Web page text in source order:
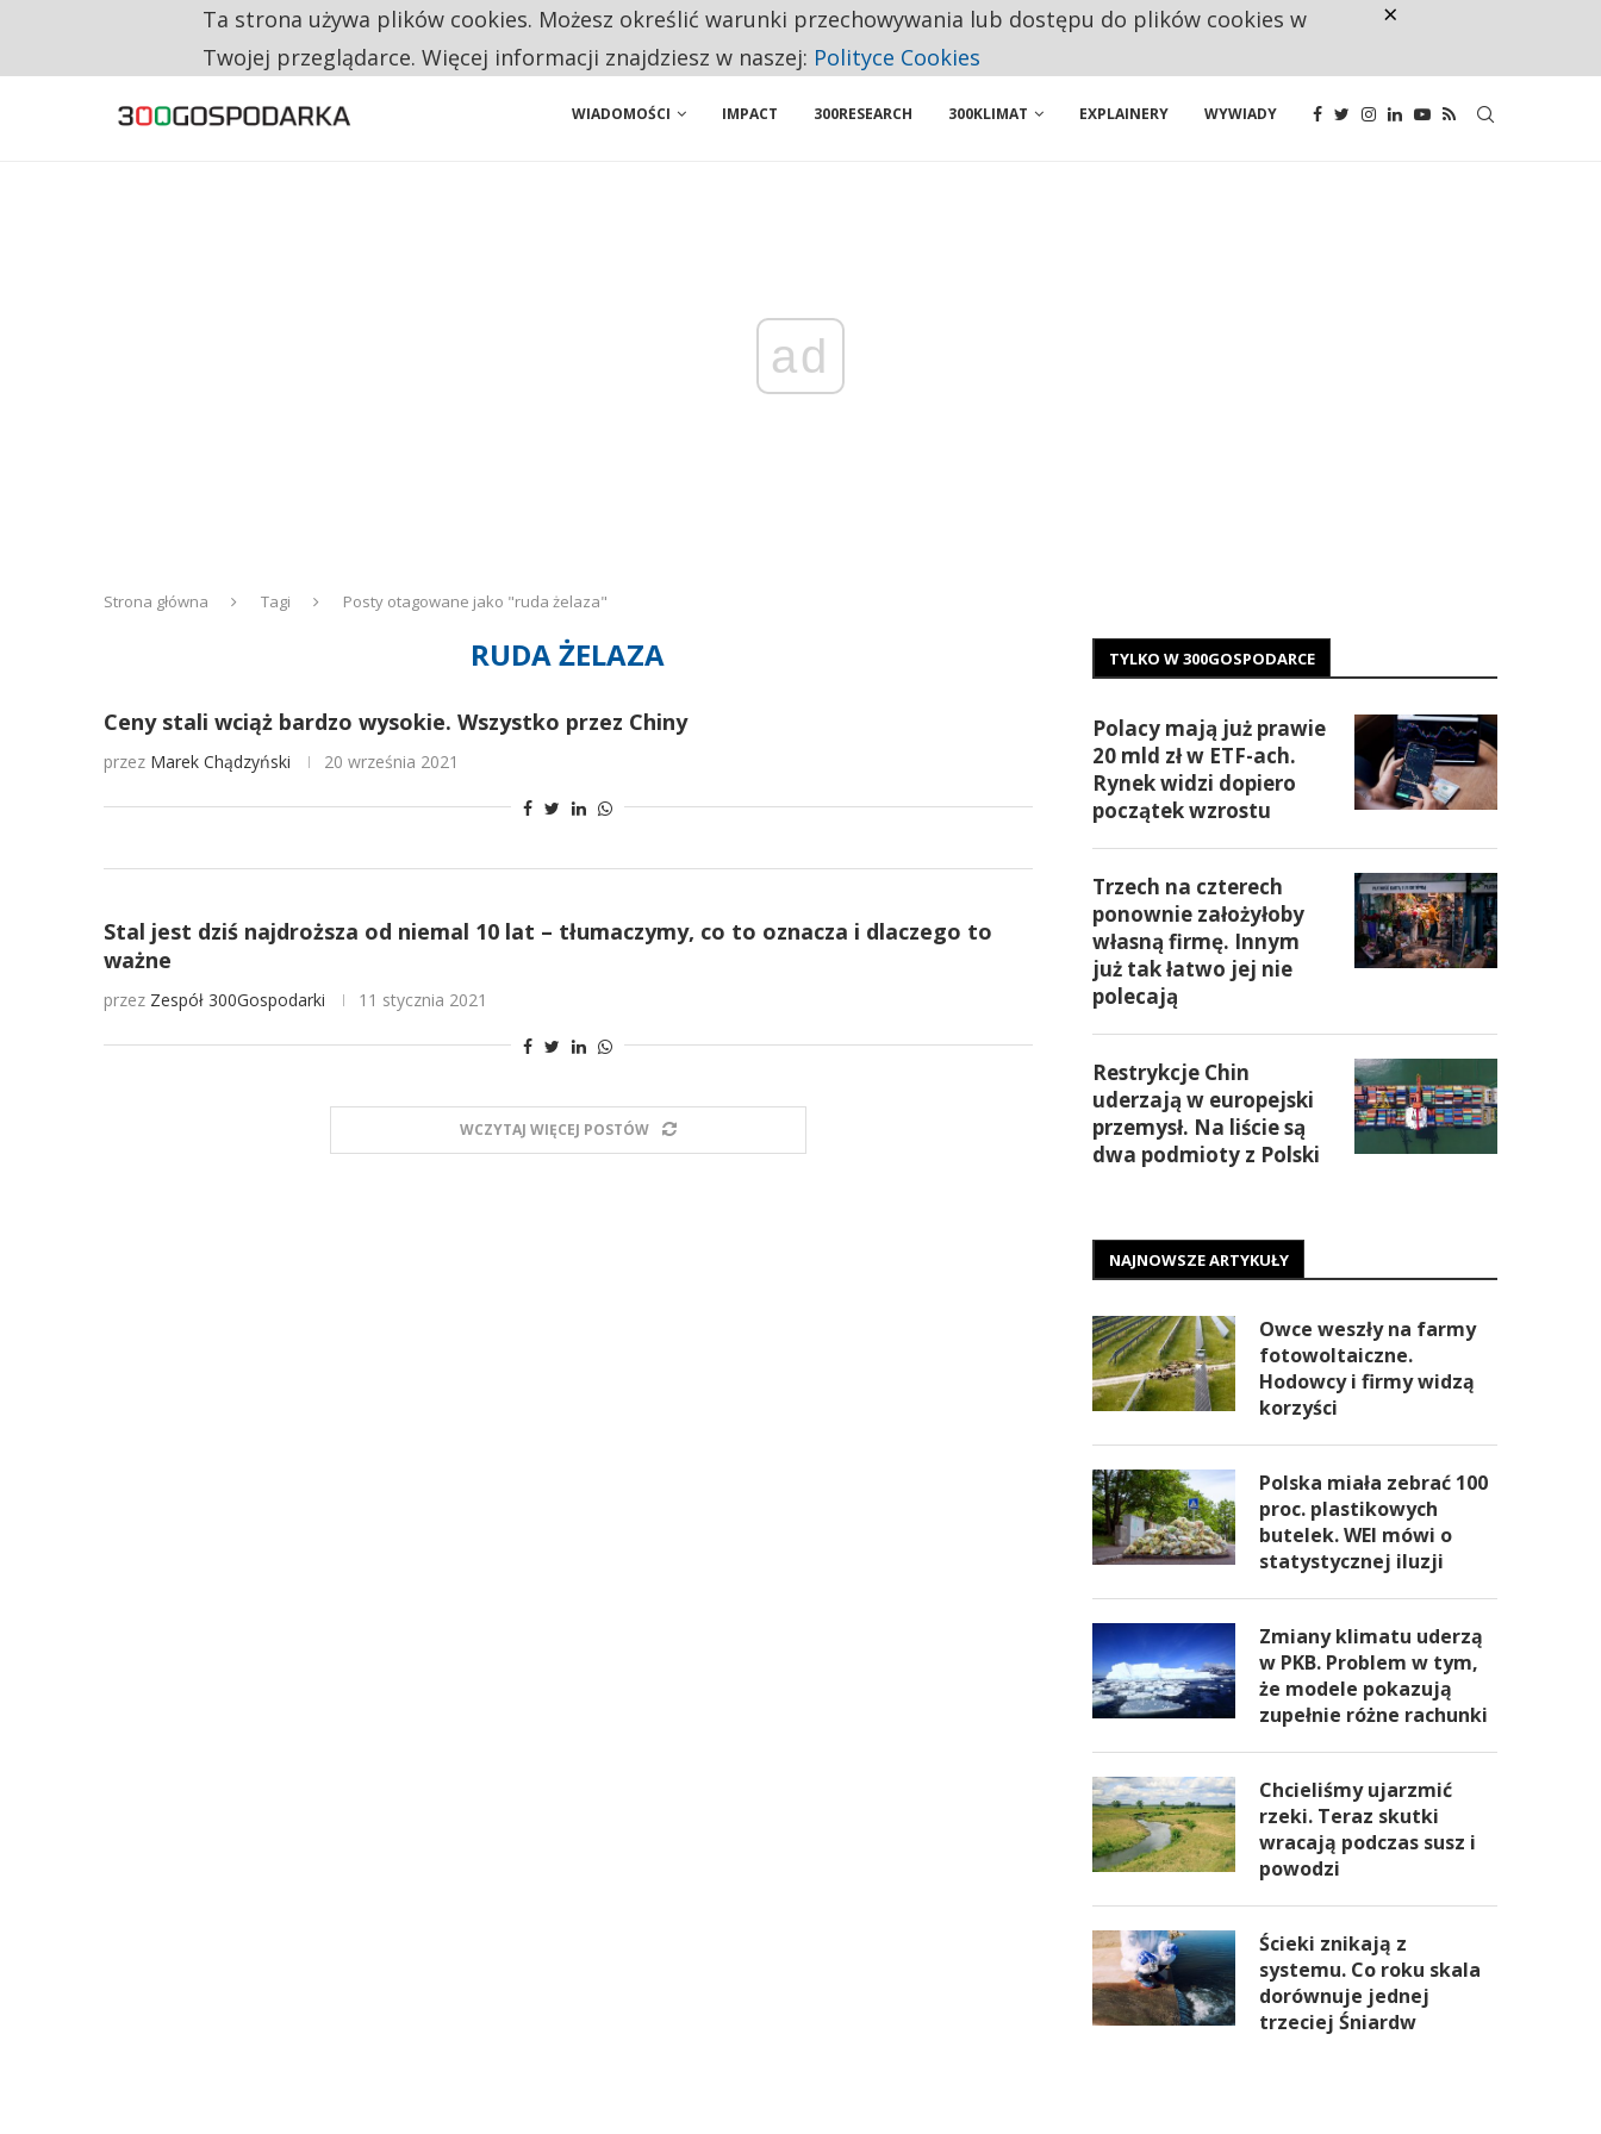
TRZECH NA CZTERECH PONOWNIE ZAŁOŻYŁOBY WŁASNĄ FIRMĘ. INNYM JUŻ TAK ŁATWO JEJ NIE POLECAJĄ
WIADOMOŚCI IMPACT 300RESEARCH 300KLIMAT EXPLAINERY WYWIADY
ad
Strona główna Tagi Posty otagowane jako "ruda żelaza"
RUDA ŻELAZA
Ceny stali wciąż bardzo wysokie. Wszystko przez Chiny
przez Marek Chądzyński 20 września 2021
Stal jest dziś najdroższa od niemal 10 lat – tłumaczymy, co to oznacza i dlaczego to
ważne
przez Zespół 300Gospodarki 11 stycznia 2021
WCZYTAJ WIĘCEJ POSTÓW
TYLKO W 300GOSPODARCE
Polacy mają już prawie
20 mld zł w ETF-ach.
Rynek widzi dopiero
początek wzrostu
Trzech na czterech
ponownie założyłoby
własną firmę. Innym
już tak łatwo jej nie
polecają
Restrykcje Chin
uderzają w europejski
przemysł. Na liście są
dwa podmioty z Polski
NAJNOWSZE ARTYKUŁY
Owce weszły na farmy
fotowoltaiczne.
Hodowcy i firmy widzą
korzyści
Polska miała zebrać 100
proc. plastikowych
butelek. WEI mówi o
statystycznej iluzji
Zmiany klimatu uderzą
w PKB. Problem w tym,
że modele pokazują
zupełnie różne rachunki
Chcieliśmy ujarzmić
rzeki. Teraz skutki
wracają podczas susz i
powodzi
Ścieki znikają z
systemu. Co roku skala
dorównuje jednej
trzeciej Śniardw
Ta strona używa plików cookies. Możesz określić warunki przechowywania lub dostępu do plików cookies w
Twojej przeglądarce. Więcej informacji znajdziesz w naszej: Polityce Cookies
×